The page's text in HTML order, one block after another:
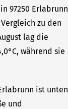
97250 Erlabrunn
zu den
lag die
während sie
ist unten
und